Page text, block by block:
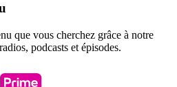
que vous cherchez grâce à notre
podcasts et épisodes.